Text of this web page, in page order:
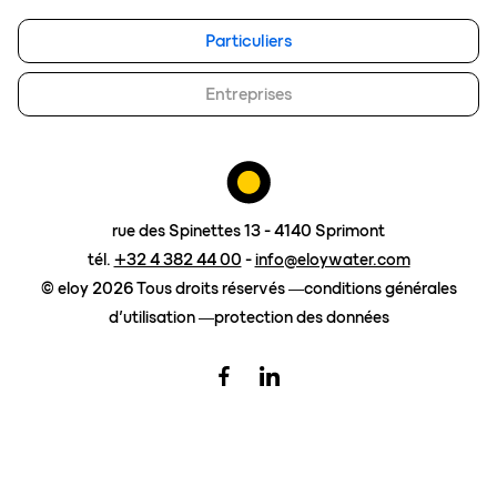
eloy group
travailler chez eloy
Contact
Surcharge gasoil
Particuliers
Entreprises
rue des Spinettes 13 - 4140 Sprimont
tél. +32 4 382 44 00 -info@eloywater.com
© eloy 2026 Tous droits réservés
conditions générales
d’utilisation
protection des données